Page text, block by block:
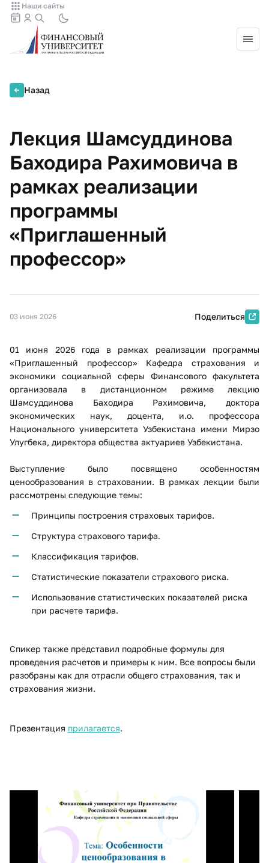
Наши сайты
Назад
Лекция Шамсуддинова
Баходира Рахимовича в
рамках реализации
программы
«Приглашенный
профессор»
03 июня 2026 Поделиться
01 июня 2026 года в рамках реализации программы
«Приглашенный профессор» Кафедра страхования и
экономики социальной сферы Финансового факультета
организовала в дистанционном режиме лекцию
Шамсуддинова Баходира Рахимовича, доктора
экономических наук, доцента, и.о. профессора
Национального университета Узбекистана имени Мирзо
Улугбека, директора общества актуариев Узбекистана.
Выступление было посвящено особенностям
ценообразования в страховании. В рамках лекции были
рассмотрены следующие темы:
Принципы построения страховых тарифов.
Структура страхового тарифа.
Классификация тарифов.
Статистические показатели страхового риска.
Использование статистических показателей риска
при расчете тарифа.
Спикер также представил подробные формулы для
проведения расчетов и примеры к ним. Все вопросы были
разобраны как для отрасли общего страхования, так и
страхования жизни.
Презентация прилагается.